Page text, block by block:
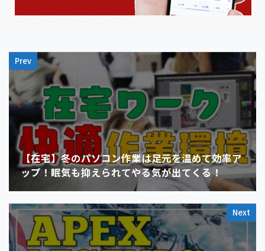
Prev
【在宅】冬のパソコン作業は足元を温めて効率ア
ップ！眠気も抑えられてやる気が出てくる！
Next